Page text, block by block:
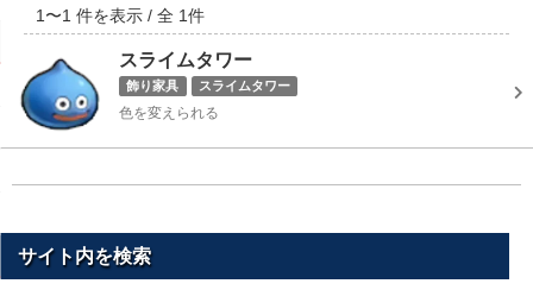
1 〜1 件を表示 / 全 1件
スライムタワー
飾り家具 スライムタワー
色を変えられる
サイト内を検索